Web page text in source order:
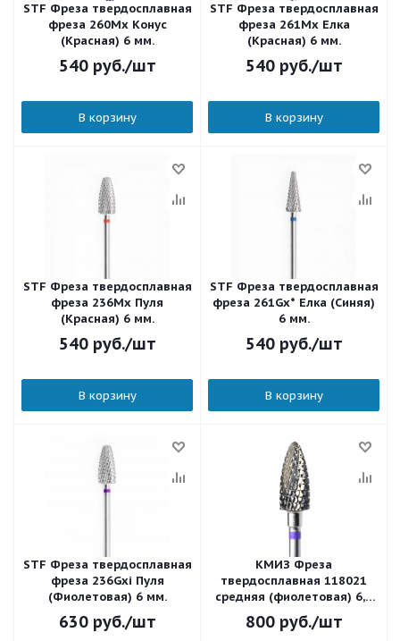
STF Фреза твердосплавная
фреза 260Mx Конус
(Красная) 6 мм.
540руб./шт
В корзину
STF Фреза твердосплавная
фреза 261Mx Елка
(Красная) 6 мм.
540руб./шт
В корзину
STF Фреза твердосплавная
фреза 236Mx Пуля
(Красная) 6 мм.
540руб./шт
В корзину
STF Фреза твердосплавная
фреза 261Gx* Елка (Синяя)
6 мм.
540руб./шт
В корзину
STF Фреза твердосплавная
фреза 236Gxi Пуля
(Фиолетовая) 6 мм.
630руб./шт
КМИЗ Фреза
твердосплавная 118021
средняя (фиолетовая) 6,0
мм.
800руб./шт